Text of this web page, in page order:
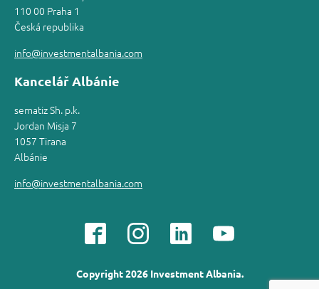
110 00 Praha 1
Česká republika
info@investmentalbania.com
Kancelář Albánie
sematiz Sh. p.k.
Jordan Misja 7
1057 Tirana
Albánie
info@investmentalbania.com
Copyright 2026 Investment Albania.